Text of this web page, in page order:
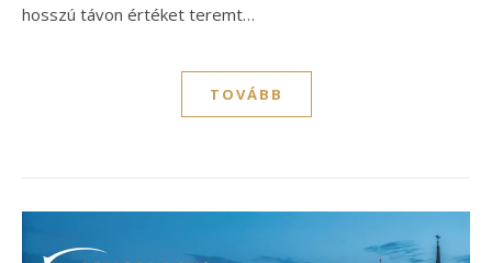
hosszú távon értéket teremt…
TOVÁBB